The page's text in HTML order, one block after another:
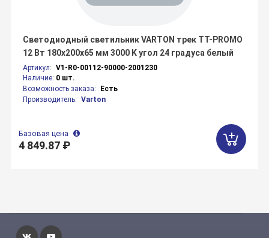
Артикул: V1-R0-00112-90000-2001230
Наличие: 0 шт.
Возможность заказа:
Есть
Производитель: Varton
Светодиодный светильник VARTON трек TT-PROMO
12 Вт 180х200х65 мм 3000 K угол 24 градуса белый
Базовая цена
4 849.87 ₽